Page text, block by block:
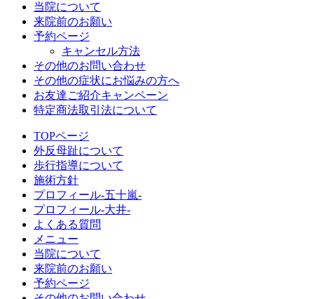
当院について
来院前のお願い
予約ページ
キャンセル方法
その他のお問い合わせ
その他の症状にお悩みの方へ
お友達ご紹介キャンペーン
特定商法取引法について
TOPページ
外反母趾について
歩行指導について
施術方針
プロフィール-五十嵐-
プロフィール-大井-
よくある質問
メニュー
当院について
来院前のお願い
予約ページ